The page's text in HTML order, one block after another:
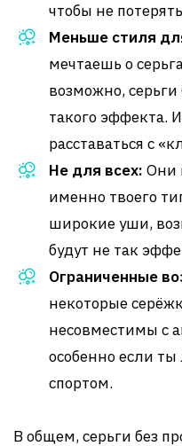
чтобы не
Меньше стиля
мечтаешь о
возможно, серьги
такого эффекта.
расставаться с
Не для всех: Они
именно твоего
широкие уши,
будут не так
Ограниченные
некоторые
несовместимы с
особенно если
спортом.
В общем, серьги без